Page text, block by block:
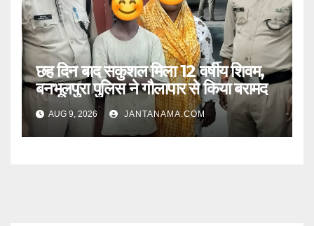
छह दिन बाद सकुशल मिला 12 वर्षीय शिवम,
बनभूलपुरा पुलिस ने गौलापार से किया बरामद
AUG 9, 2026 JANTANAMA.COM